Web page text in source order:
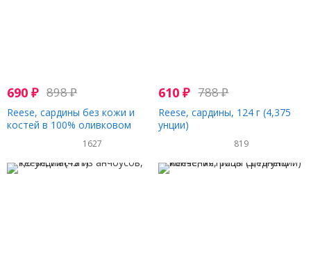
690 ₽ 898₽
Reese, сардины без кожи и
костей в 100% оливковом
масле, 124 г (4,38 унции)
1627
610₽ 788₽
Reese, сардины, 124 г (4,375
унции)
819